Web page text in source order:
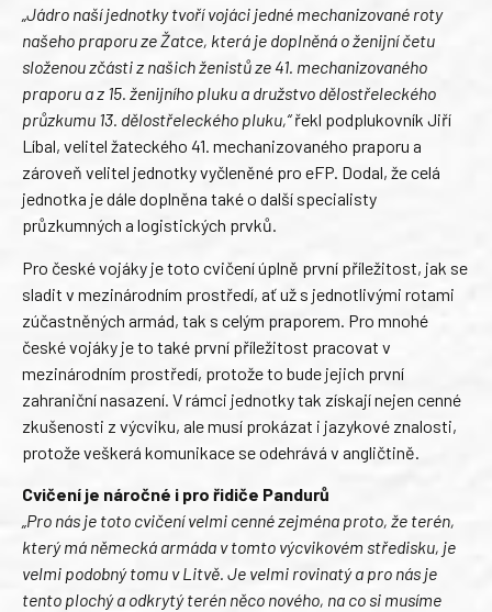
„Jádro naší jednotky tvoří vojáci jedné mechanizované roty
našeho praporu ze Žatce, která je doplněná o ženijní četu
složenou zčásti z našich ženistů ze 41. mechanizovaného
praporu a z 15. ženijního pluku a družstvo dělostřeleckého
průzkumu 13. dělostřeleckého pluku,“řekl podplukovník Jiří
Líbal, velitel žateckého 41. mechanizovaného praporu a
zároveň velitel jednotky vyčleněné pro eFP. Dodal, že celá
jednotka je dále doplněna také o další specialisty
průzkumných a logistických prvků.
Pro české vojáky je toto cvičení úplně první příležitost, jak se
sladit v mezinárodním prostředí, ať už s jednotlivými rotami
zúčastněných armád, tak s celým praporem. Pro mnohé
české vojáky je to také první příležitost pracovat v
mezinárodním prostředí, protože to bude jejich první
zahraniční nasazení. V rámci jednotky tak získají nejen cenné
zkušenosti z výcviku, ale musí prokázat i jazykové znalosti,
protože veškerá komunikace se odehrává v angličtině.
Cvičení je náročné i pro řidiče Pandurů
„Pro nás je toto cvičení velmi cenné zejména proto, že terén,
který má německá armáda v tomto výcvikovém středisku, je
velmi podobný tomu v Litvě. Je velmi rovinatý a pro nás je
tento plochý a odkrytý terén něco nového, na co si musíme